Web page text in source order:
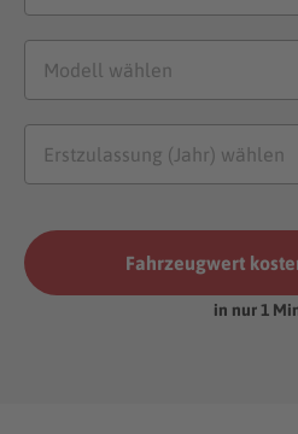
Fahrzeugwert
in nur 1